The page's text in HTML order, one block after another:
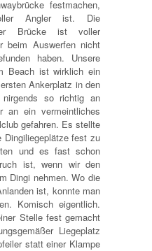
festmachen,
Angler ist. Die
Brücke ist voller
beim Auswerfen nicht
haben. Unsere
Beach ist wirklich ein
Ankerplatz in den
so richtig an
an ein vermeintliches
gefahren. Es stellte
fest zu
und es fast schon
ist, wenn wir den
Dingi nehmen. Wo die
ist, konnte man
Komisch eigentlich.
Stelle fest gemacht
Liegeplatz
statt einer Klampe